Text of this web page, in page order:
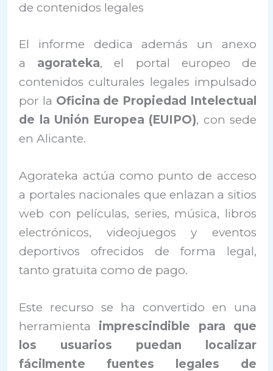
de contenidos legales
El informe dedica además un anexo
a agorateka, el portal europeo de
contenidos culturales legales impulsado
por la Oficina de Propiedad Intelectual
de la Unión Europea (EUIPO), con sede
en Alicante.
Agorateka actúa como punto de acceso
a portales nacionales que enlazan a sitios
web con películas, series, música, libros
electrónicos, videojuegos y eventos
deportivos ofrecidos de forma legal,
tanto gratuita como de pago.
Este recurso se ha convertido en una
herramienta imprescindible para que
los usuarios puedan localizar
fácilmente fuentes legales de